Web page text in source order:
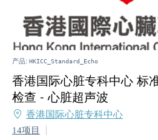
产品: HKICC_Standard_Echo
香港国际心脏专科中心 标
检查 - 心脏超声波
香港国际心脏专科中心
14项目